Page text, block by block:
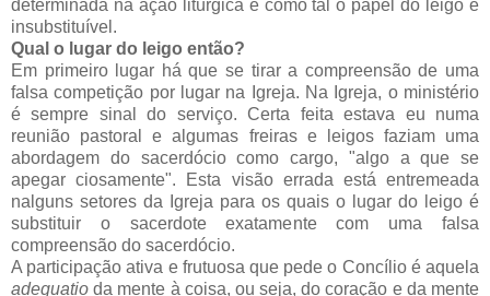
determinada na ação litúrgica e como tal o papel do leigo é
insubstituível.
Qual o lugar do leigo então?
Em primeiro lugar há que se tirar a compreensão de uma
falsa competição por lugar na Igreja. Na Igreja, o ministério
é sempre sinal do serviço. Certa feita estava eu numa
reunião pastoral e algumas freiras e leigos faziam uma
abordagem do sacerdócio como cargo, "algo a que se
apegar ciosamente". Esta visão errada está entremeada
nalguns setores da Igreja para os quais o lugar do leigo é
substituir o sacerdote exatamente com uma falsa
compreensão do sacerdócio.
A participação ativa e frutuosa que pede o Concílio é aquela
adequatio da mente à coisa, ou seja, do coração e da mente